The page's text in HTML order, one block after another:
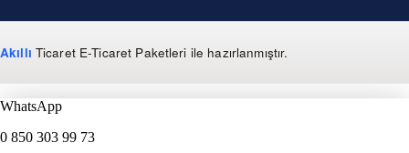
Akıllı Ticaret E-Ticaret Paketleri ile hazırlanmıştır.
WhatsApp
0 850 303 99 73